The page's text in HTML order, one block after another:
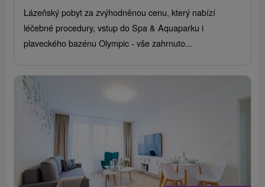
Lázeňský pobyt za zvýhodněnou cenu, který nabízí
léčebné procedury, vstup do Spa & Aquaparku i
plaveckého bazénu Olympic - vše zahrnuto...